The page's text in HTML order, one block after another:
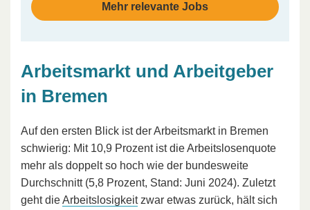
Mehr relevante Jobs
Arbeitsmarkt und Arbeitgeber
in Bremen
Auf den ersten Blick ist der Arbeitsmarkt in Bremen
schwierig: Mit 10,9 Prozent ist die Arbeitslosenquote
mehr als doppelt so hoch wie der bundesweite
Durchschnitt (5,8 Prozent, Stand: Juni 2024). Zuletzt
geht dieArbeitslosigkeitzwar etwas zurück, hält sich